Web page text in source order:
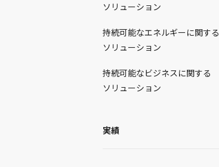
ソリューション
持続可能なエネルギーに関する
ソリューション
持続可能なビジネスに関する
ソリューション
実績